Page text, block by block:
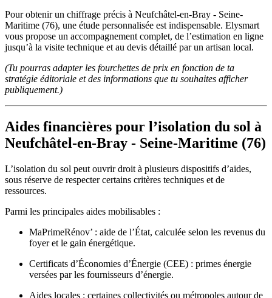
Pour obtenir un chiffrage précis à Neufchâtel-en-Bray - Seine-
Maritime (76), une étude personnalisée est indispensable. Elysmart
vous propose un accompagnement complet, de l’estimation en ligne
jusqu’à la visite technique et au devis détaillé par un artisan local.
(Tu pourras adapter les fourchettes de prix en fonction de ta
stratégie éditoriale et des informations que tu souhaites afficher
publiquement.)
Aides financières pour l’isolation du sol à
Neufchâtel-en-Bray - Seine-Maritime (76)
L’isolation du sol peut ouvrir droit à plusieurs dispositifs d’aides,
sous réserve de respecter certains critères techniques et de
ressources.
Parmi les principales aides mobilisables :
MaPrimeRénov’ : aide de l’État, calculée selon les revenus du
foyer et le gain énergétique.
Certificats d’Économies d’Énergie (CEE) : primes énergie
versées par les fournisseurs d’énergie.
Aides locales : certaines collectivités ou métropoles autour de